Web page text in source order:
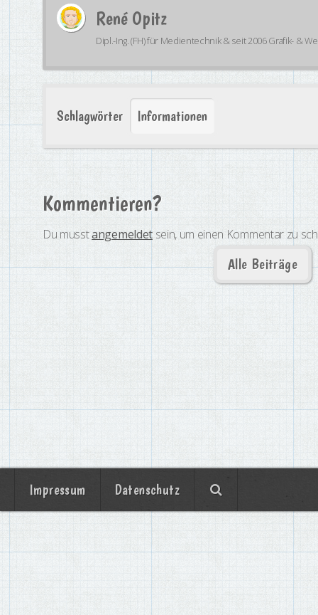
René Opitz
Dipl.-Ing. (FH) für Medientechnik & seit 2006 Grafik- &
Schlagwörter Informationen
Kommentieren?
Du musstangemeldetsein, um einen Kommentar zu
Alle Beiträge
Impressum Datenschutz